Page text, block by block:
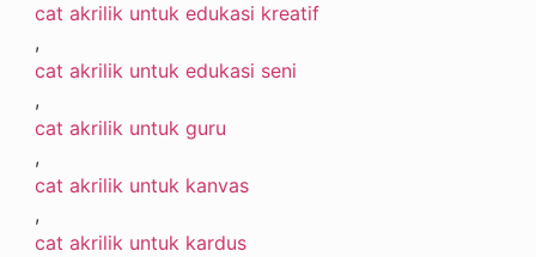
cat akrilik untuk edukasi kreatif
,
cat akrilik untuk edukasi seni
,
cat akrilik untuk guru
,
cat akrilik untuk kanvas
,
cat akrilik untuk kardus